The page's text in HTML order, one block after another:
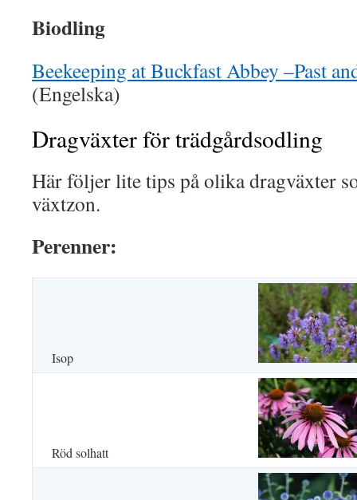
Biodling
Beekeeping at Buckfast Abbey –Past
(Engelska)
Dragväxter för trädgårdsodling
Här följer lite tips på olika dragväxter
växtzon.
Perenner:
Isop
Röd solhatt